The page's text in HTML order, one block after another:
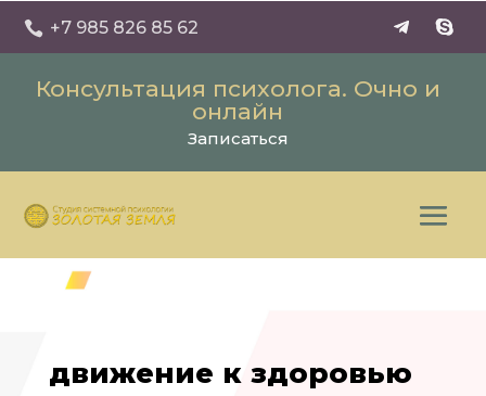
 +7 985 826 85 62
Консультация психолога. Очно и
онлайн
Записаться
движение к здоровью